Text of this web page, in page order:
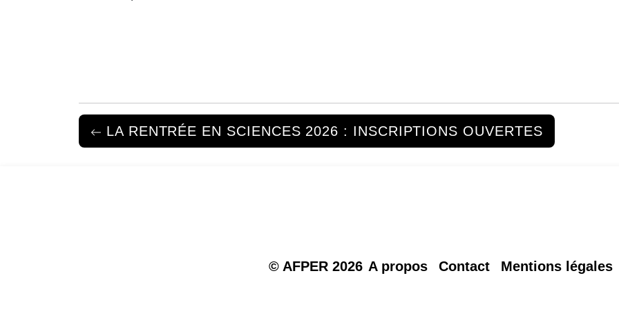
LA RENTRÉE EN SCIENCES 2026 : INSCRIPTIONS OUVERTES
© AFPER 2026 A propos Contact Mentions légales